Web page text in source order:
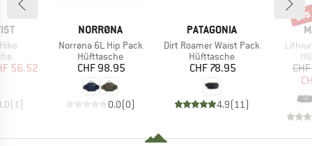
Preis
56.52
(1 )
MARKE
NORRØNA
Artikel
Norrøna 6L Hip Pack
Produktgruppe
Hüfttasche
Preis
CHF 98.95
0.0(0)
MARKE
PATAGONIA
Artikel
Dirt Roamer Waist Pack
Produktgruppe
Hüfttasche
Preis
CHF 78.95
4.9(11 )
Artikel